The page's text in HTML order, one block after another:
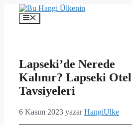
İçeriğe
Menü
Lapseki’de Nerede
Kalınır? Lapseki Otel
Tavsiyeleri
6 Kasım 2023 yazarHangiUlke